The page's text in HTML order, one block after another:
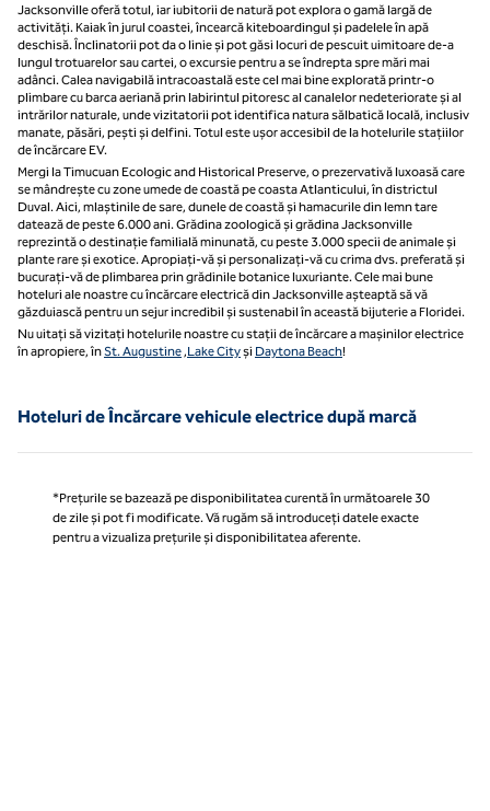
Jacksonville oferă totul, iar iubitorii de natură pot explora o gamă largă de
activități. Kaiak în jurul coastei, încearcă kiteboardingul și padelele în apă
deschisă. Înclinatorii pot da o linie și pot găsi locuri de pescuit uimitoare de-a
lungul trotuarelor sau cartei, o excursie pentru a se îndrepta spre mări mai
adânci. Calea navigabilă intracoastală este cel mai bine explorată printr-o
plimbare cu barca aeriană prin labirintul pitoresc al canalelor nedeteriorate și al
intrărilor naturale, unde vizitatorii pot identifica natura sălbatică locală, inclusiv
manate, păsări, pești și delfini. Totul este ușor accesibil de la hotelurile stațiilor
de încărcare EV.
Mergi la Timucuan Ecologic and Historical Preserve, o prezervativă luxoasă care
se mândrește cu zone umede de coastă pe coasta Atlanticului, în districtul
Duval. Aici, mlaștinile de sare, dunele de coastă și hamacurile din lemn tare
datează de peste 6.000 ani. Grădina zoologică și grădina Jacksonville
reprezintă o destinație familială minunată, cu peste 3.000 specii de animale și
plante rare și exotice. Apropiați-vă și personalizați-vă cu crima dvs. preferată și
bucurați-vă de plimbarea prin grădinile botanice luxuriante. Cele mai bune
hoteluri ale noastre cu încărcare electrică din Jacksonville așteaptă să vă
găzduiască pentru un sejur incredibil și sustenabil în această bijuterie a Floridei.
Nu uitați să vizitați hotelurile noastre cu stații de încărcare a mașinilor electrice
în apropiere, înSt. Augustine ,Lake Cityși Daytona Beach!
Hoteluri de Încărcare vehicule electrice după marcă
*Prețurile se bazează pe disponibilitatea curentă în următoarele 30
de zile și pot fi modificate. Vă rugăm să introduceți datele exacte
pentru a vizualiza prețurile și disponibilitatea aferente.